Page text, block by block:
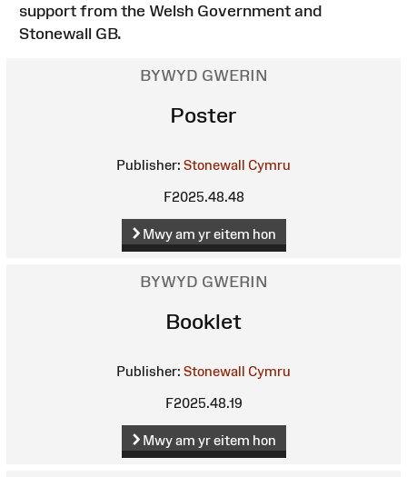
support from the Welsh Government and
Stonewall GB.
BYWYD GWERIN
Poster
Publisher: Stonewall Cymru
F2025.48.48
Mwy am yr eitem hon
BYWYD GWERIN
Booklet
Publisher: Stonewall Cymru
F2025.48.19
Mwy am yr eitem hon